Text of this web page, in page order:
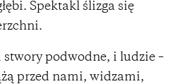
Spektakl ślizga się
stwory podwodne, i ludzie –
przed nami, widzami,